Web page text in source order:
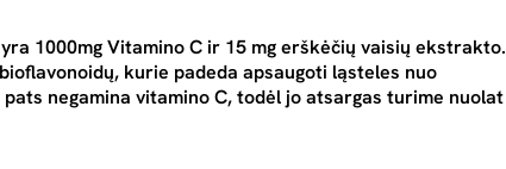
1000mg Vitamino C ir 15 mg erškėčių vaisių ekstrakto.
kurie padeda apsaugoti ląsteles nuo
negamina vitamino C, todėl jo atsargas turime nuolat